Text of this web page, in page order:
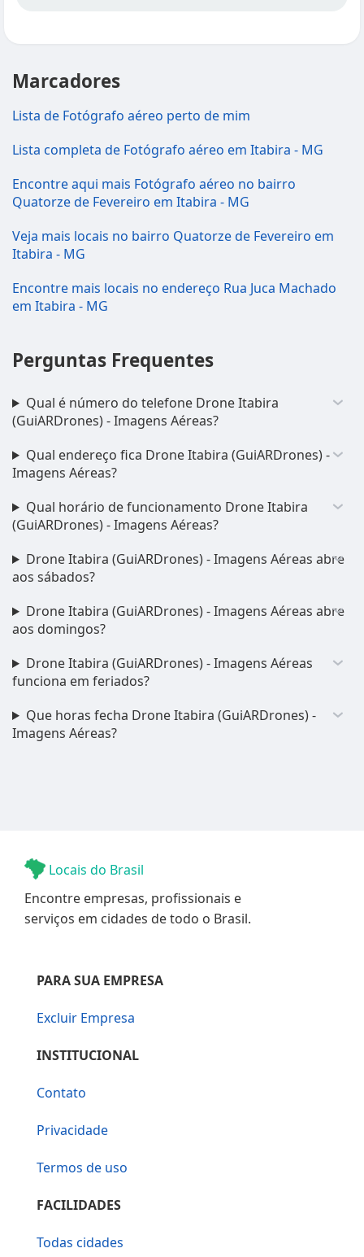
Marcadores
Lista de Fotógrafo aéreo perto de mim
Lista completa de Fotógrafo aéreo em Itabira - MG
Encontre aqui mais Fotógrafo aéreo no bairro
Quatorze de Fevereiro em Itabira - MG
Veja mais locais no bairro Quatorze de Fevereiro em
Itabira - MG
Encontre mais locais no endereço Rua Juca Machado
em Itabira - MG
Perguntas Frequentes
Qual é número do telefone Drone Itabira
(GuiARDrones) - Imagens Aéreas?
Qual endereço fica Drone Itabira (GuiARDrones) -
Imagens Aéreas?
Qual horário de funcionamento Drone Itabira
(GuiARDrones) - Imagens Aéreas?
Drone Itabira (GuiARDrones) - Imagens Aéreas abre
aos sábados?
Drone Itabira (GuiARDrones) - Imagens Aéreas abre
aos domingos?
Drone Itabira (GuiARDrones) - Imagens Aéreas
funciona em feriados?
Que horas fecha Drone Itabira (GuiARDrones) -
Imagens Aéreas?
Locais do Brasil
Encontre empresas, profissionais e
serviços em cidades de todo o Brasil.
PARA SUA EMPRESA
Excluir Empresa
INSTITUCIONAL
Contato
Privacidade
Termos de uso
FACILIDADES
Todas cidades